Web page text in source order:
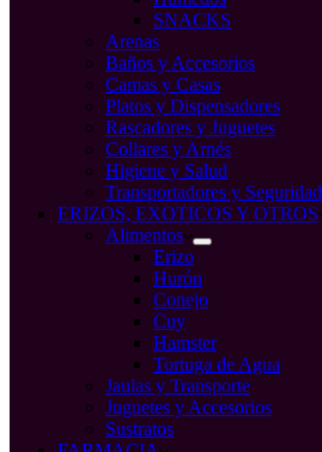
SNACKS
Arenas
Baños y Accesorios
Camas y Casas
Platos y Dispensadores
Rascadores y Juguetes
Collares y Arnés
Higiene y Salud
Transportadores y Seguridad
ERIZOS, EXOTICOS Y OTROS
Alimentos
Erizo
Hurón
Conejo
Cuy
Hamster
Tortuga de Agua
Jaulas y Transporte
Juguetes y Accesorios
Sustratos